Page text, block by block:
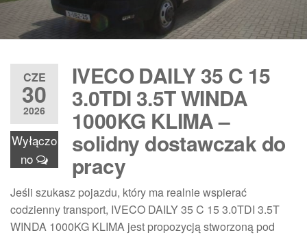
CZE
30
2026
Wyłączo
no
IVECO DAILY 35 C 15
3.0TDI 3.5T WINDA
1000KG KLIMA –
solidny dostawczak do
pracy
Jeśli szukasz pojazdu, który ma realnie wspierać
codzienny transport, IVECO DAILY 35 C 15 3.0TDI 3.5T
WINDA 1000KG KLIMA jest propozycją stworzoną pod